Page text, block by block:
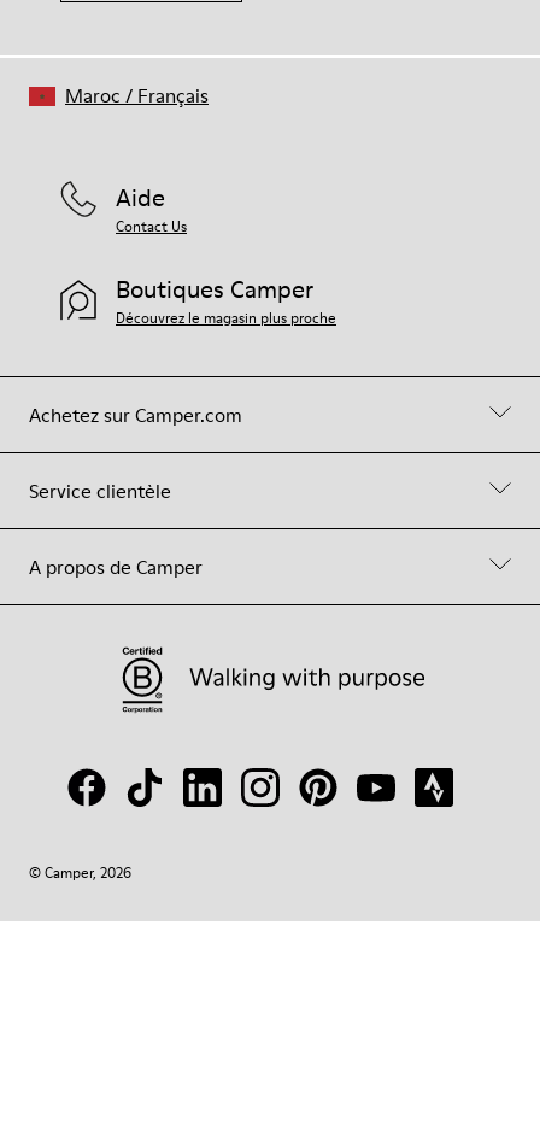
Achetez sur Camper.com
Service clientèle
A propos de Camper
Aide
Contact Us
Boutiques Camper
Découvrez le magasin plus proche
© Camper, 2026
Maroc / Français